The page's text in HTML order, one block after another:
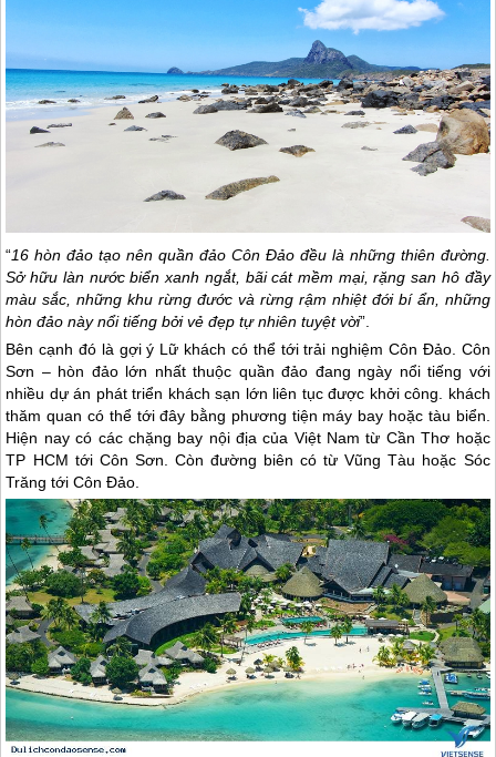
“16 hòn đảo tạo nên quần đảo Côn Đảođều là những thiên đường.
Sở hữu làn nước biển xanh ngắt, bãi cát mềm mại, rặng san hô đầy
màu sắc, những khu rừng đước và rừng rậm nhiệt đới bí ẩn, những
hòn đảo này nổi tiếng bởi vẻ đẹp tự nhiên tuyệt vời”.
Bên cạnh đó là gợi ý Lữ khách có thể tới trải nghiệm Côn Đảo. Côn
Sơn – hòn đảo lớn nhất thuộc quần đảo đang ngày nổi tiếng với
nhiều dự án phát triển khách sạn lớn liên tục được khởi công. khách
thăm quan có thể tới đây bằng phương tiện máy bay hoặc tàu biển.
Hiện nay có các chặng bay nội địa của Việt Nam từ Cần Thơ hoặc
TP HCM tới Côn Sơn. Còn đường biên có từ Vũng Tàu hoặc Sóc
Trăng tớiCôn Đảo